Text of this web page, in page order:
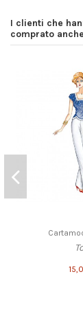
I clienti che
comprato